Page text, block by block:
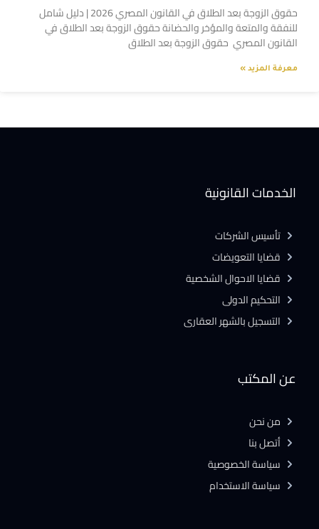
حقوق الزوجة بعد الطلاق في القانون المصري 2026 | دليل شامل
للنفقة والمتعة والمؤخر والحضانة حقوق الزوجة بعد الطلاق في
القانون المصري حقوق الزوجة بعد الطلاق
معرفة المزيد »
عن المكتب
من نحن
أتصل بنا
سياسة الخصوصية
سياسة الاستخدام
الخدمات القانونية
تأسيس الشركات
قضايا التعويضات
قضايا الاحوال الشخصية
التحكيم الدولى
التسجيل بالشهر العقارى